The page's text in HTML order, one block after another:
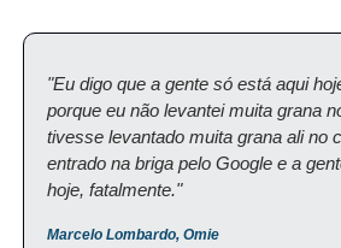
"Eu digo que a gente só está aqui
porque eu não levantei muita grana
tivesse levantado muita grana ali no
entrado na briga pelo Google e a
hoje, fatalmente."
Marcelo Lombardo, Omie